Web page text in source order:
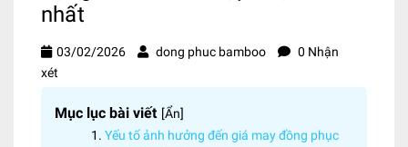
nhất
03/02/2026 dong phuc bamboo
0 Nhận
xét
Mục lục bài viết [Ẩn]
Yếu tố ảnh hưởng đến giá may đồng phục